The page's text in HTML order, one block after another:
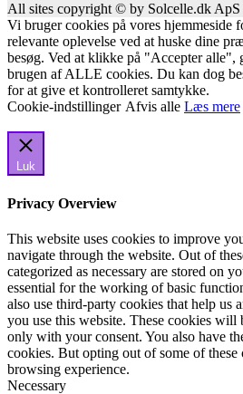
All sites copyright © by Solcelle.dk ApS
Vi bruger cookies på vores hjemmeside
relevante oplevelse ved at huske dine
besøg. Ved at klikke på "Accepter alle",
brugen af ALLE cookies. Du kan dog
for at give et kontrolleret samtykke.
Cookie-indstillinger Afvis alle Læs mere
Luk
Privacy Overview
This website uses cookies to improve
navigate through the website. Out of
categorized as necessary are stored on
essential for the working of basic
also use third-party cookies that help us
you use this website. These cookies will
only with your consent. You also have
cookies. But opting out of some of
browsing experience.
Necessary